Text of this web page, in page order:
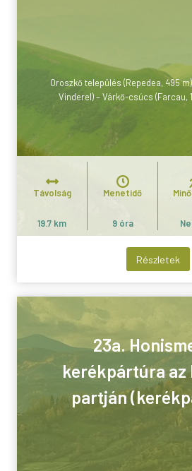
Oroszkő település (Repedea, 495
Vinderel) – Várkő-csúcs (Farcau,
Távolság
19.7 km
Menetidő
9 óra
Részletek
23a.
kerékpártúra az
partján